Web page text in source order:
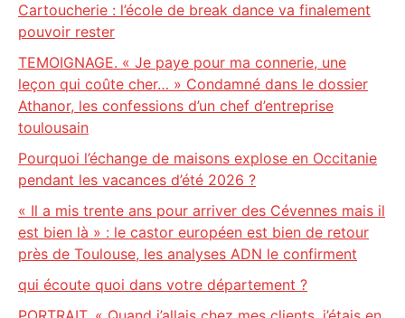
Cartoucherie : l’école de break dance va finalement
pouvoir rester
TEMOIGNAGE. « Je paye pour ma connerie, une
leçon qui coûte cher… » Condamné dans le dossier
Athanor, les confessions d’un chef d’entreprise
toulousain
Pourquoi l’échange de maisons explose en Occitanie
pendant les vacances d’été 2026 ?
« Il a mis trente ans pour arriver des Cévennes mais il
est bien là » : le castor européen est bien de retour
près de Toulouse, les analyses ADN le confirment
qui écoute quoi dans votre département ?